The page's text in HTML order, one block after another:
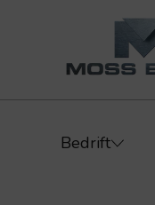
Bedrift